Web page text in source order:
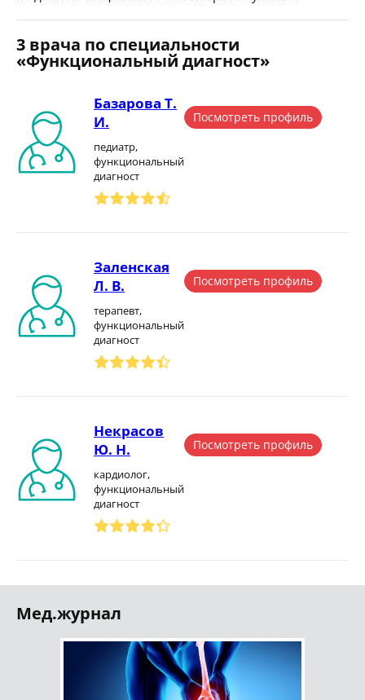
3 врача по специальности
«Функциональный диагност»
Базарова Т.
И.
педиатр,
функциональный
диагност
Посмотреть профиль
Заленская
Л. В.
терапевт,
функциональный
диагност
Посмотреть профиль
Некрасов
Ю. Н.
кардиолог,
функциональный
диагност
Посмотреть профиль
Мед.журнал